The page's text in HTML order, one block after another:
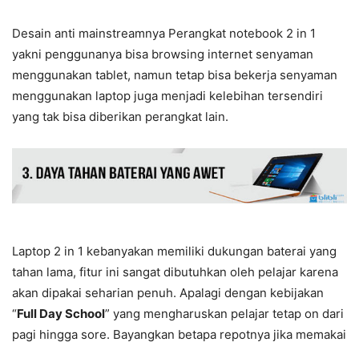
Desain anti mainstreamnya Perangkat notebook 2 in 1
yakni penggunanya bisa browsing internet senyaman
menggunakan tablet, namun tetap bisa bekerja senyaman
menggunakan laptop juga menjadi kelebihan tersendiri
yang tak bisa diberikan perangkat lain.
Laptop 2 in 1 kebanyakan memiliki dukungan baterai yang
tahan lama, fitur ini sangat dibutuhkan oleh pelajar karena
akan dipakai seharian penuh. Apalagi dengan kebijakan
“Full Day School” yang mengharuskan pelajar tetap on dari
pagi hingga sore. Bayangkan betapa repotnya jika memakai